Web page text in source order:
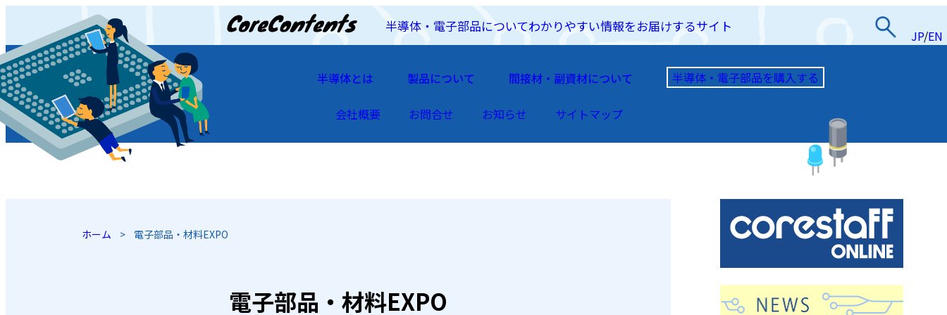
半導体・電子部品についてわかりやすい情報をお届けするサイト
JP/EN
JP/EN
半導体とは 製品について 間接材・副資材について 半導体・電子部品を購入する
会社概要 お問合せ お知らせ サイトマップ
ホーム > 電子部品・材料EXPO
電子部品・材料EXPO